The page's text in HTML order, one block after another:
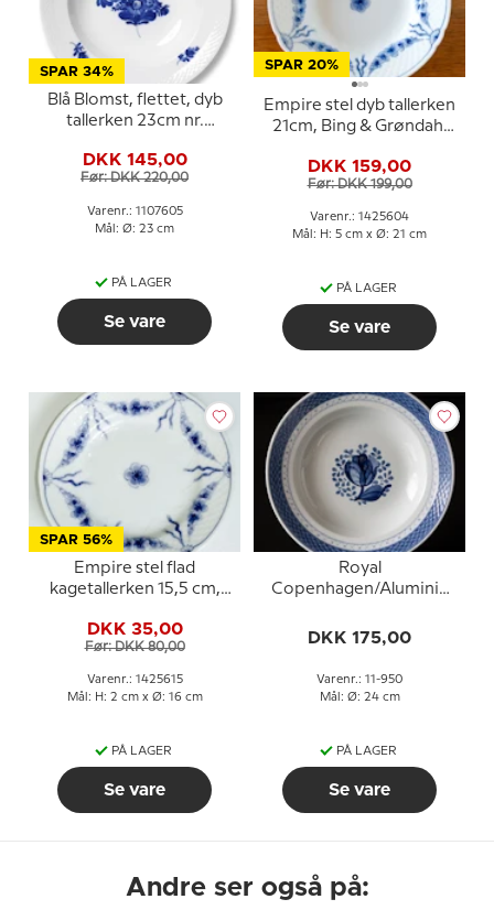
SPAR 34%
Blå Blomst, flettet, dyb
tallerken 23cm nr.
DKK 145,00
Før: DKK 220,00
Varenr.: 1107605
Mål: Ø: 23 cm
PÅ LAGER
Se vare
SPAR 20%
Empire stel dyb tallerken
21cm, Bing & Grøndahl
DKK 159,00
Før: DKK 199,00
Varenr.: 1425604
Mål: H: 5 cm x Ø: 21 cm
PÅ LAGER
Se vare
SPAR 56%
Empire stel flad
kagetallerken 15,5 cm,
306 eller 615
DKK 35,00
Før: DKK 80,00
Varenr.: 1425615
Mål: H: 2 cm x Ø: 16 cm
PÅ LAGER
Se vare
Royal
Copenhagen/Aluminia
tallerken 24cm, nr. 950
DKK 175,00
Varenr.: 11-950
Mål: Ø: 24 cm
PÅ LAGER
Se vare
Andre ser også på: